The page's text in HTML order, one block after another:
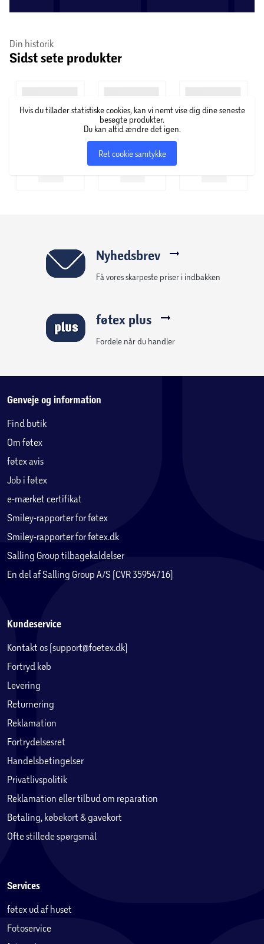
Din historik
Sidst sete produkter
Hvis du tillader statistiske cookies, kan vi nemt vise dig dine seneste
besøgte produkter.
Du kan altid ændre det igen.
Ret cookie samtykke
Nyhedsbrev
Få vores skarpeste priser i indbakken
føtex plus
Fordele når du handler
Genveje og information
Find butik
Om føtex
føtex avis
Job i føtex
e-mærket certifikat
Smiley-rapporter for føtex
Smiley-rapporter for føtex.dk
Salling Group tilbagekaldelser
En del af Salling Group A/S (CVR 35954716)
Kundeservice
Kontakt os (support@foetex.dk)
Fortryd køb
Levering
Returnering
Reklamation
Fortrydelsesret
Handelsbetingelser
Privatlivspolitik
Reklamation eller tilbud om reparation
Betaling, købekort & gavekort
Ofte stillede spørgsmål
Services
føtex ud af huset
Fotoservice